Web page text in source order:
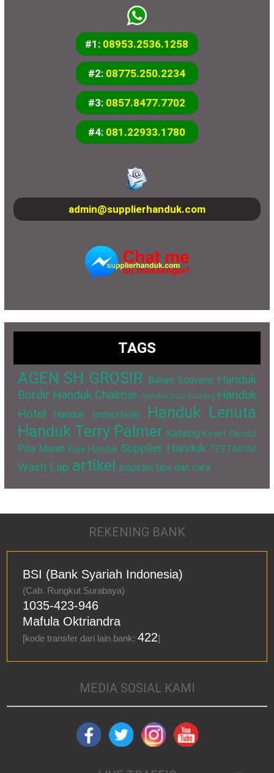
#1: 08953.2536.1258
#2: 08775.250.2234
#3: 0857.8477.7702
#4: 081.22933.1780
admin@supplierhanduk.com
TAGS
AGEN SH GROSIR Bahan Souvenir Handuk
Bordir Handuk Chalmer Handuk Cuci Gudang Handuk
Hotel
Handuk Immortelle
Handuk Lenuta
Handuk Terry Palmer Katalog Keset Cendol
Pita Murah Raja Handuk Supplier Handuk TESTIMONI
Wash Lap artikel inspirasi tips dan cara
REKENING BANK
BSI (Bank Syariah Indonesia)
(Cab. Rungkut Surabaya)
1035-423-946
Mafula Oktriandra
[kode transfer dari lain bank:422]
MEDIA SOSIAL KAMI